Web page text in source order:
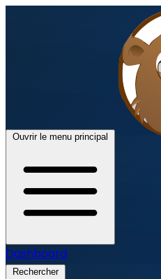
Ouvrir le menu principal
Dashboard
Rechercher